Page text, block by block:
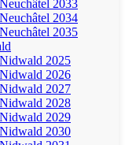
Neuchâtel 2033
Neuchâtel 2034
Neuchâtel 2035
Nidwald 2025
Nidwald 2026
Nidwald 2027
Nidwald 2028
Nidwald 2029
Nidwald 2030